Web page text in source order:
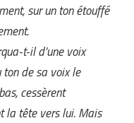
sur un ton étouffé
t-il d’une voix
ton de sa voix le
cessèrent
la tête vers lui. Mais